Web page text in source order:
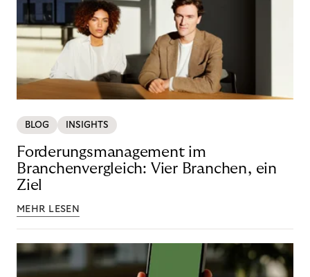
BLOG INSIGHTS
Forderungsmanagement im
Branchenvergleich: Vier Branchen, ein
Ziel
MEHR LESEN